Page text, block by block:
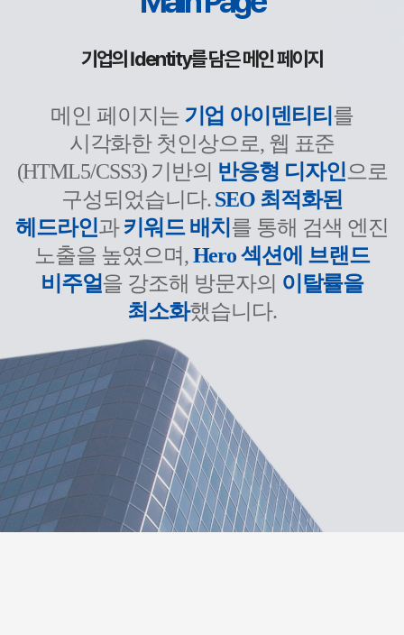
기업의 Identity를 담은 메인 페이지
메인 페이지는 기업 아이덴티티 를
시각화한 첫인상으로, 웹 표준
(HTML5/CSS3) 기반의 반응형 디자인으로
구성되었습니다. SEO 최적화된
헤드라인과키워드 배치 를 통해 검색 엔진
노출을 높였으며, Hero 섹션에 브랜드
비주얼을 강조해 방문자의 이탈률을
최소화했습니다.